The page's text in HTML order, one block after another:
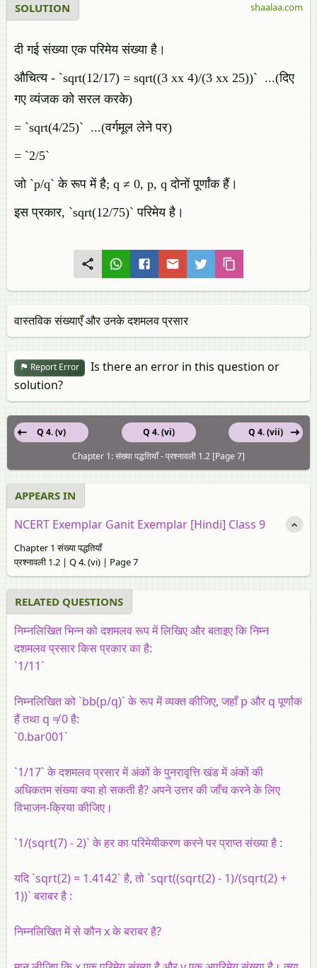
SOLUTION
दी गई संख्या एक परिमेय संख्या है।
औचित्य - `sqrt(12/17) = sqrt((3 xx 4)/(3 xx 25))` ...(दिए
गए व्यंजक को सरल करके)
= `sqrt(4/25)` ...(वर्गमूल लेने पर)
= `2/5`
जो `p/q` के रूप में है; q ≠ 0, p, q दोनों पूर्णांक हैं।
इस प्रकार, `sqrt(12/75)` परिमेय है।
shaalaa.com
वास्तविक संख्याएँ और उनके दशमलव प्रसार
Report Error
Is there an error in this question or
solution?
Q 4. (vi)
Q 4. (v)
Q 4. (vii)
Chapter 1: संख्या पद्धतियाँ - प्रश्नावली 1.2 [Page 7]
APPEARS IN
NCERT Exemplar Ganit Exemplar [Hindi] Class 9
Chapter 1 संख्या पद्धतियाँ
प्रश्नावली 1.2 | Q 4. (vi) | Page 7
RELATED QUESTIONS
निम्नलिखित भिन्न को दशमलव रूप में लिखिए और बताइए कि निम्न
दशमलव प्रसार किस प्रकार का है:
`1/11`
निम्नलिखित को `bb(p/q)` के रूप में व्यक्त कीजिए, जहाँ p और q पूर्णांक
हैं तथा q ≠ 0 है:
`0.bar001`
`1/17` के दशमलव प्रसार में अंकों के पुनरावृत्ति खंड में अंकों की
अधिकतम संख्या क्या हो सकती है? अपने उत्तर की जाँच करने के लिए
विभाजन-क्रिया कीजिए।
`1/(sqrt(7) - 2)` के हर का परिमेयीकरण करने पर प्राप्त संख्या है :
यदि `sqrt(2) = 1.4142` है, तो `sqrt((sqrt(2) - 1)/(sqrt(2) +
1))` बराबर है :
निम्नलिखित में से कौन x के बराबर है?